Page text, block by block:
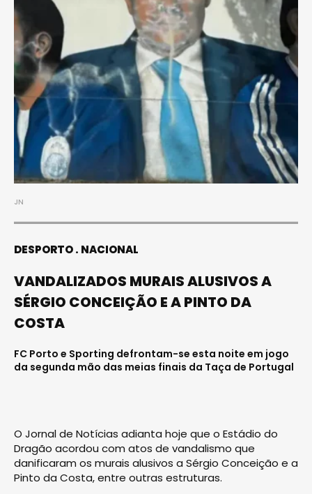
JN
DESPORTO NACIONAL
VANDALIZADOS MURAIS ALUSIVOS A
SÉRGIO CONCEIÇÃO E A PINTO DA
COSTA
FC Porto e Sporting defrontam-se esta noite em jogo
da segunda mão das meias finais da Taça de Portugal
O Jornal de Notícias adianta hoje que o Estádio do
Dragão acordou com atos de vandalismo que
danificaram os murais alusivos a Sérgio Conceição e a
Pinto da Costa, entre outras estruturas.